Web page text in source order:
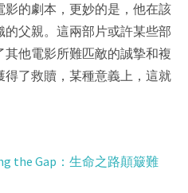
的劇本，更妙的是，他在該
父親。這兩部片或許某些部
他電影所難匹敵的誠摯和複
了救贖，某種意義上，這就
the Gap：生命之路顛簸難